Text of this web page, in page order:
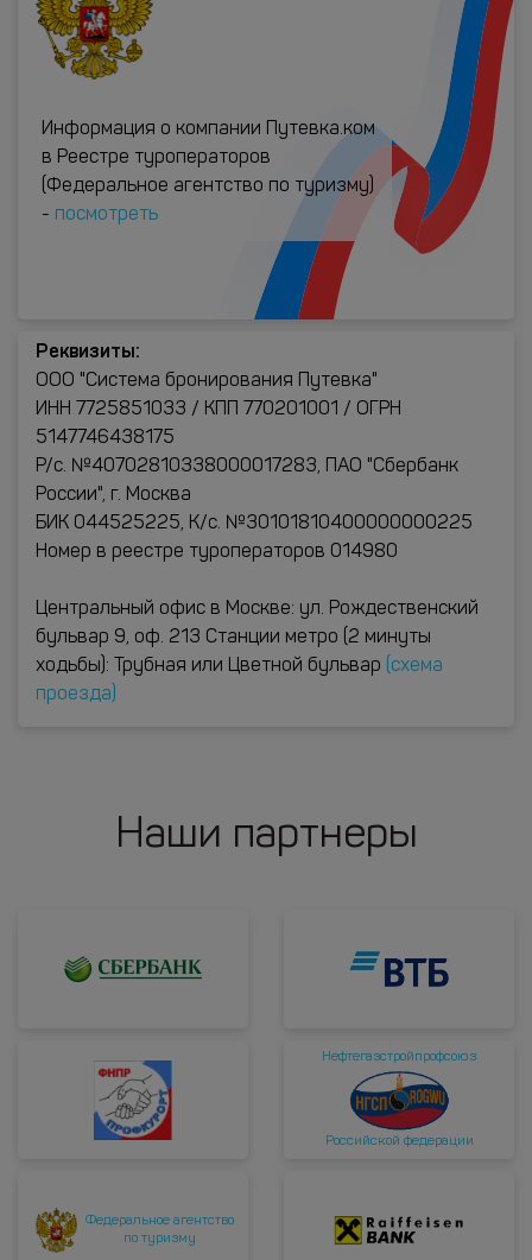
Информация о компании Путевка.ком
в Реестре туроператоров
(Федеральное агентство по туризму)
- посмотреть
Реквизиты:
ООО "Система бронирования Путевка"
ИНН 7725851033 / КПП 770201001 / ОГРН
5147746438175
Р/с. №40702810338000017283, ПАО "Сбербанк
России", г. Москва
БИК 044525225, К/с. №30101810400000000225
Номер в реестре туроператоров 014980
Центральный офис в Москве: ул. Рождественский
бульвар 9, оф. 213 Станции метро (2 минуты
ходьбы): Трубная или Цветной бульвар
(схема
проезда)
Наши партнеры
Нефтегазстройпрофсоюз
Российской федерации
Федеральное агентство
по туризму